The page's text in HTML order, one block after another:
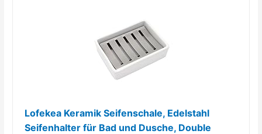
Lofekea Keramik Seifenschale, Edelstahl
Seifenhalter für Bad und Dusche, Double